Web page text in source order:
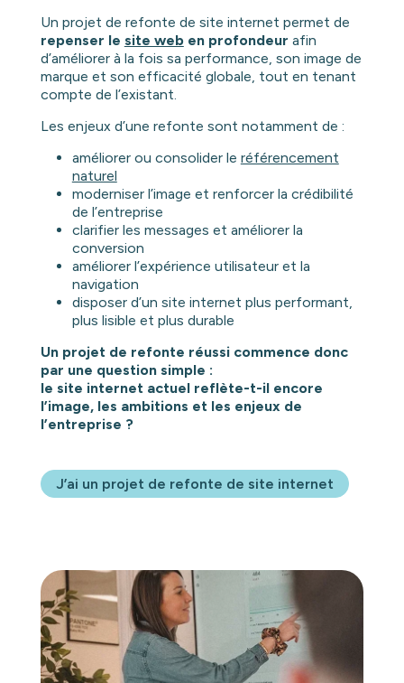
Un projet de refonte de site internet permet de
repenser le site weben profondeur afin
d’améliorer à la fois sa performance, son image de
marque et son efficacité globale, tout en tenant
compte de l’existant.
Les enjeux d’une refonte sont notamment de :
améliorer ou consolider le référencement
naturel
moderniser l’image et renforcer la crédibilité
de l’entreprise
clarifier les messages et améliorer la
conversion
améliorer l’expérience utilisateur et la
navigation
disposer d’un site internet plus performant,
plus lisible et plus durable
Un projet de refonte réussi commence donc
par une question simple :
le site internet actuel reflète-t-il encore
l’image, les ambitions et les enjeux de
l’entreprise ?
J’ai un projet de refonte de site internet